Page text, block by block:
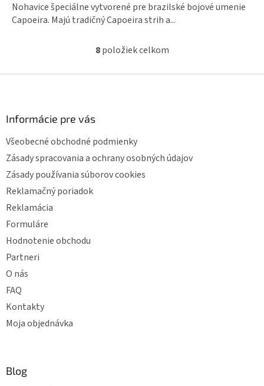
Nohavice špeciálne vytvorené pre brazilské bojové umenie
Capoeira. Majú tradičný Capoeira strih a...
O
l
e
p
v
8položiek celkom
Informácie pre vás
Všeobecné obchodné podmienky
Zásady spracovania a ochrany osobných údajov
Zásady používania súborov cookies
Reklamačný poriadok
Reklamácia
Formuláre
Hodnotenie obchodu
Partneri
O nás
FAQ
Kontakty
Moja objednávka
Blog